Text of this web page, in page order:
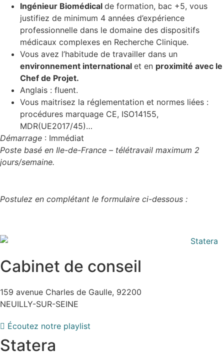
Ingénieur Biomédical de formation, bac +5, vous
justifiez de minimum 4 années d’expérience
professionnelle dans le domaine des dispositifs
médicaux complexes en Recherche Clinique.
Vous avez l’habitude de travailler dans un
environnement international et en proximité avec le
Chef de Projet.
Anglais : fluent.
Vous maitrisez la réglementation et normes liées :
procédures marquage CE, ISO14155,
MDR(UE2017/45)…
Démarrage : Immédiat
Poste basé en Ile-de-France – télétravail maximum 2
jours/semaine.
Postulez en complétant le formulaire ci-dessous :
Cabinet de conseil
159 avenue Charles de Gaulle, 92200
NEUILLY-SUR-SEINE
Écoutez notre playlist
Statera